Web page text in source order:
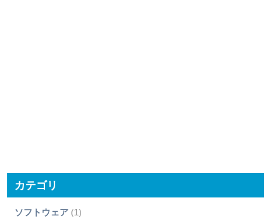
カテゴリ
ソフトウェア(1)